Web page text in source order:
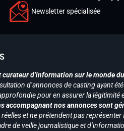
Newsletter spécialisée
curateur d’information sur le monde
d’annonces de casting ayant
pour en assurer la
accompagnant nos annonces sont
et ne prétendent pas
de veille journalistique et